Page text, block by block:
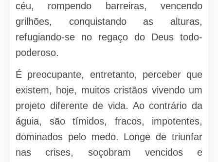
céu, rompendo barreiras, vencendo
grilhões, conquistando as alturas,
refugiando-se no regaço do Deus todo-
poderoso.
É preocupante, entretanto, perceber que
existem, hoje, muitos cristãos vivendo um
projeto diferente de vida. Ao contrário da
águia, são tímidos, fracos, impotentes,
dominados pelo medo. Longe de triunfar
nas crises, soçobram vencidos e